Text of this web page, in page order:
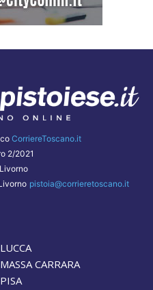
CorriereToscano.it
2/2021
pistoia@corrieretoscano.it
LUCCA
MASSA CARRARA
PISA